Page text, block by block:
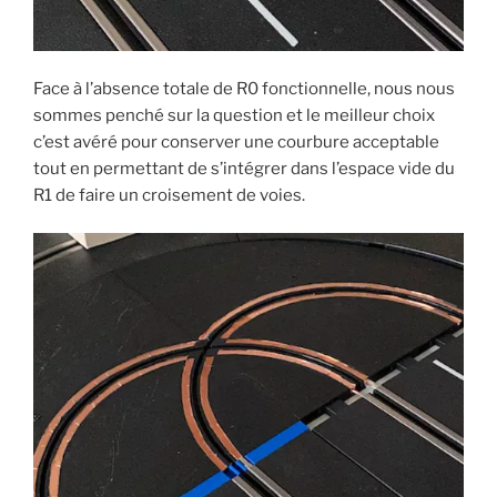
Face à l’absence totale de R0 fonctionnelle, nous nous
sommes penché sur la question et le meilleur choix
c’est avéré pour conserver une courbure acceptable
tout en permettant de s’intégrer dans l’espace vide du
R1 de faire un croisement de voies.